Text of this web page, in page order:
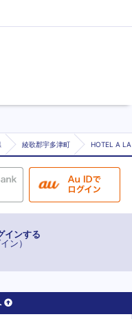
綾歌郡宇多津町 HOTEL A
インする
ン）